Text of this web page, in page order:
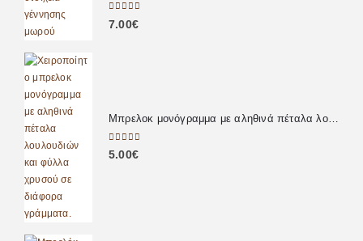
0out of 5
7.00€
Μπρελοκ μονόγραμμα με αληθινά πέταλα λουλουδιών
0 out of 5
5.00€